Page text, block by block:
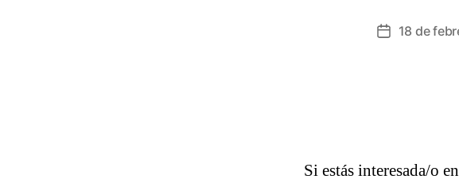
18 de
Si estás interesada/o